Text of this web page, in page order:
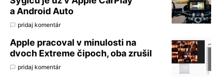
a Android Auto
pridaj komentár
Apple pracoval v minulosti na
dvoch Extreme čipoch, oba zrušil
pridaj komentár